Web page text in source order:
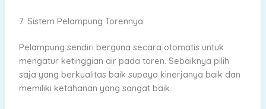
7. Sistem Pelampung Torennya
Pelampung sendiri berguna secara otomatis untuk
mengatur ketinggian air pada toren. Sebaiknya pilih
saja yang berkualitas baik supaya kinerjanya baik dan
memiliki ketahanan yang sangat baik.